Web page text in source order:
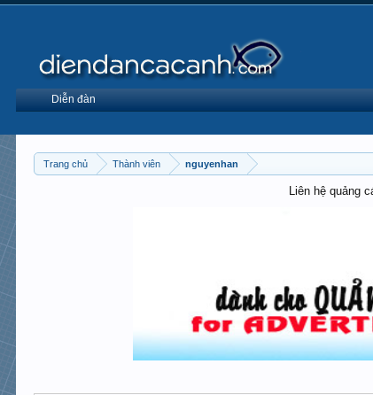
Trang chủ Thành viên nguyenhan
Liên hệ quảng
Diễn đàn